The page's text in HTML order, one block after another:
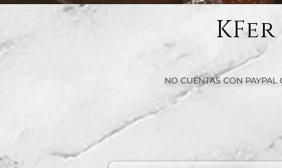
NO CUENTAS CON